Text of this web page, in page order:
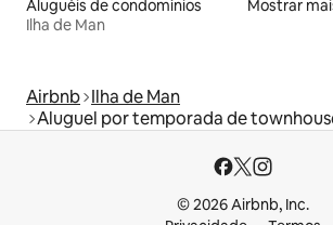
Aluguéis de condomínios
Ilha de Man
Mostrar
Airbnb Ilha de Man
Aluguel por temporada de
© 2026 Airbnb, Inc.